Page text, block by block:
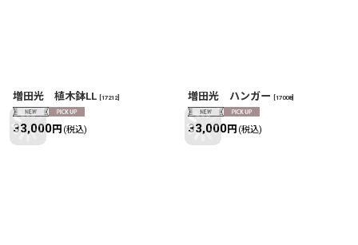
増田光 植木鉢LL [17212]
33,000円 (税込)
増田光 ハンガー [17008]
33,000円 (税込)